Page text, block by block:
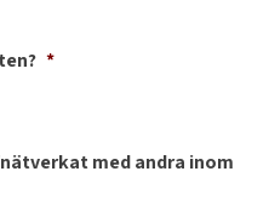
*
med andra inom